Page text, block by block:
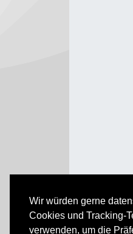
Wir würden gerne
Cookies und Tracking-
verwenden, um die
VS Aktuell